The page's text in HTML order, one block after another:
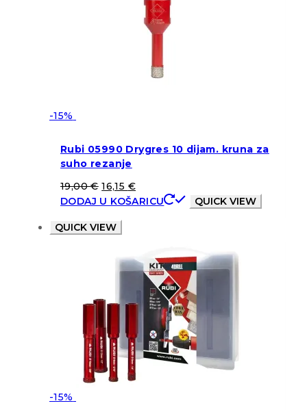
-15%
Rubi 05990 Drygres 10 dijam. kruna za
suho rezanje
19,00€ 16,15 €
DODAJ U KOŠARICU
QUICK VIEW
QUICK VIEW
-15%